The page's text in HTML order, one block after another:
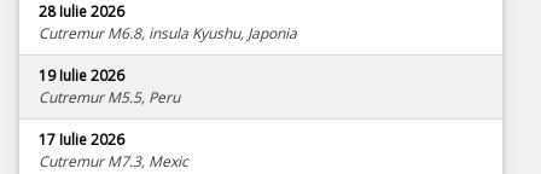
28 Iulie 2026
Cutremur M6.8, insula Kyushu, Japonia
19 Iulie 2026
Cutremur M5.5, Peru
17 Iulie 2026
Cutremur M7.3, Mexic